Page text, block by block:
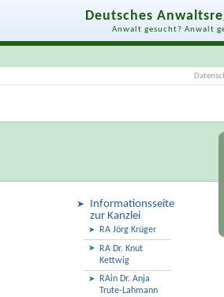
Deutsches
Anwalt gesucht? Anwalt
Informationsseite
zur Kanzlei
RA Jörg Krüger
RA Dr. Knut
Kettwig
RAin Dr. Anja
Trute-Lahmann